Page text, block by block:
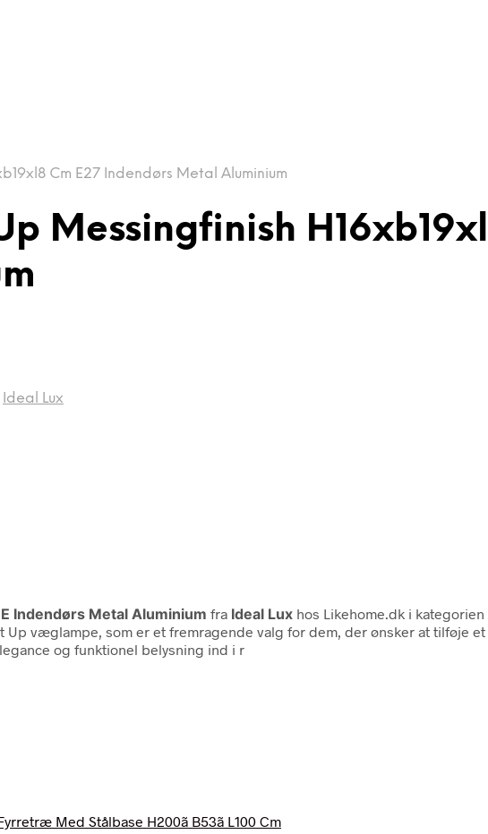
Cm E27 Indendørs Metal Aluminium
Messingfinish
Ideal Lux
Indendørs Metal Aluminium fra Ideal Lux hos Likehome.dk i kategorien
Up væglampe, som er et fremragende valg for dem, der ønsker at tilføje
og funktionel belysning ind i r